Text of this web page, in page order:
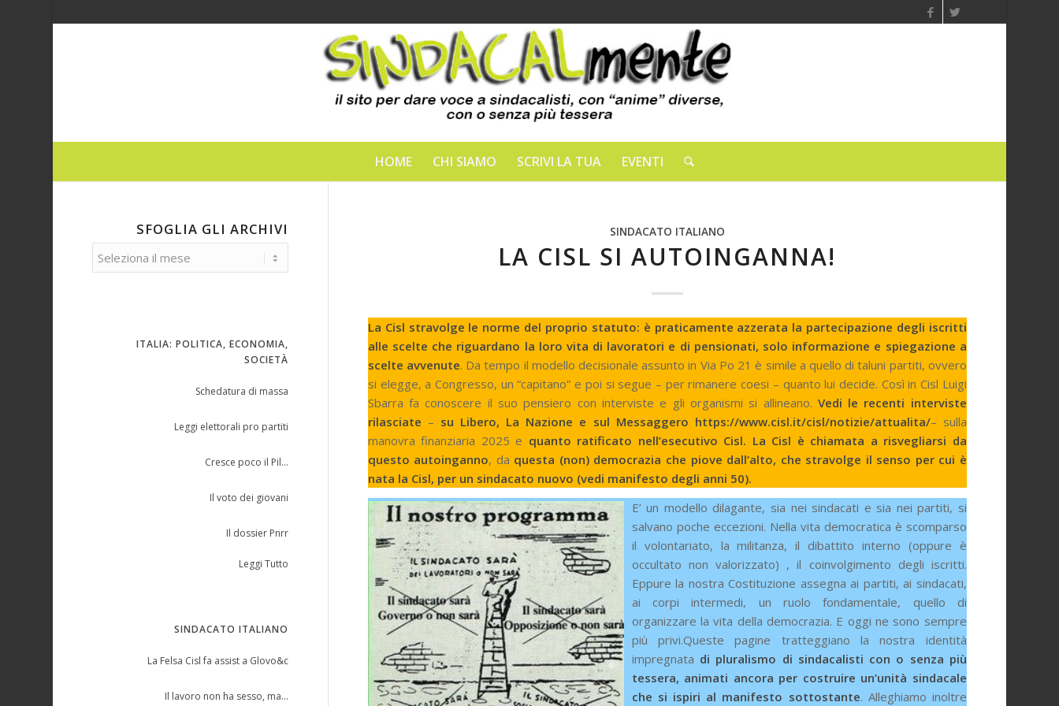
HOME CHI SIAMO SCRIVI LA TUA EVENTI
SINDACATO ITALIANO
LA CISL SI AUTOINGANNA!
La Cisl stravolge le norme del proprio statuto: è praticamente azzerata la partecipazione degli iscritti
alle scelte che riguardano la loro vita di lavoratori e di pensionati, solo informazione e spiegazione a
scelte avvenute. Da tempo il modello decisionale assunto in Via Po 21 è simile a quello di taluni partiti, ovvero
si elegge, a Congresso, un “capitano” e poi si segue – per rimanere coesi – quanto lui decide. Così in Cisl Luigi
Sbarra fa conoscere il suo pensiero con interviste e gli organismi si allineano. Vedi le recenti interviste
rilasciate – su Libero, La Nazione e sul Messaggero https://www.cisl.it/cisl/notizie/attualita/– sulla
manovra finanziaria 2025 e quanto ratificato nell’esecutivo Cisl. La Cisl è chiamata a risvegliarsi da
questo autoinganno, da questa (non) democrazia che piove dall’alto, che stravolge il senso per cui è
nata la Cisl, per un sindacato nuovo (vedi manifesto degli anni 50).
E’ un modello dilagante, sia nei sindacati e sia nei partiti, si
salvano poche eccezioni. Nella vita democratica è scomparso
il volontariato, la militanza, il dibattito interno (oppure è
occultato non valorizzato) , il coinvolgimento degli iscritti.
Eppure la nostra Costituzione assegna ai partiti, ai sindacati,
ai corpi intermedi, un ruolo fondamentale, quello di
organizzare la vita della democrazia. E oggi ne sono sempre
più privi.Queste pagine tratteggiano la nostra identità
impregnata di pluralismo di sindacalisti con o senza più
tessera, animati ancora per costruire un’unità sindacale
che si ispiri al manifesto sottostante. Alleghiamo inoltre
SFOGLIA GLI ARCHIVI
ITALIA: POLITICA, ECONOMIA,
SOCIETÀ
Schedatura di massa
Leggi elettorali pro partiti
Cresce poco il Pil…
Il voto dei giovani
Il dossier Pnrr
Leggi Tutto
SINDACATO ITALIANO
La Felsa Cisl fa assist a Glovo&c
Il lavoro non ha sesso, ma…